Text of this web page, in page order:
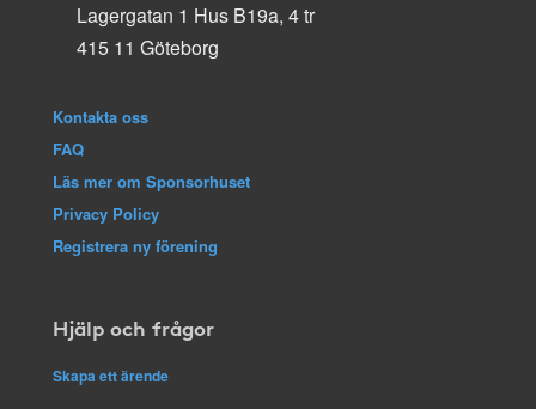
Lagergatan 1 Hus B19a, 4 tr
415 11 Göteborg
Kontakta oss
FAQ
Läs mer om Sponsorhuset
Privacy Policy
Registrera ny förening
Hjälp och frågor
Skapa ett ärende